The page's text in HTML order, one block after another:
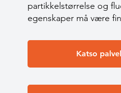
partikkelstørrelse og
egenskaper må være
Katso